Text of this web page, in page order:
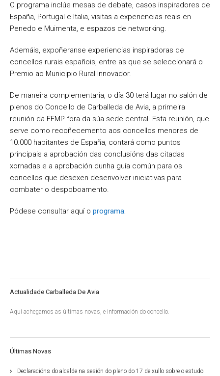
O programa inclúe mesas de debate, casos inspiradores de
España, Portugal e Italia, visitas a experiencias reais en
Penedo e Muimenta, e espazos de networking.
Ademáis, expoñeranse experiencias inspiradoras de
concellos rurais españois, entre as que se seleccionará o
Premio ao Municipio Rural Innovador.
De maneira complementaria, o día 30 terá lugar no salón de
plenos do Concello de Carballeda de Avia, a primeira
reunión da FEMP fora da súa sede central. Esta reunión, que
serve como recoñecemento aos concellos menores de
10.000 habitantes de España, contará como puntos
principais a aprobación das conclusións das citadas
xornadas e a aprobación dunha guía común para os
concellos que desexen desenvolver iniciativas para
combater o despoboamento.
Pódese consultar aquí o programa.
Actualidade Carballeda De Avia
Aquí achegamos as últimas novas, e información do concello.
Últimas Novas
Declaracións do alcalde na sesión do pleno do 17 de xullo sobre o estudo